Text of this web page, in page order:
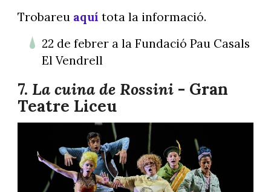
Trobareu aquí tota la informació.
22 de febrer a la Fundació Pau Casals
El Vendrell
7. La cuina de Rossini- Gran
Teatre Liceu